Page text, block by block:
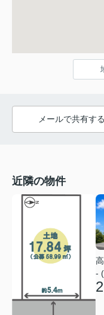
メールで共有する
近隣の物件
-